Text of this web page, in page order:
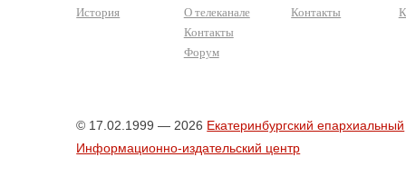
История
О телеканале
Контакты
Форум
Контакты
© 17.02.1999 — 2026 Екатеринбургский епархиальный
Информационно-издательский центр